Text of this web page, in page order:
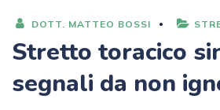
DOTT. MATTEO BOSSI
Stretto toracico
segnali da non